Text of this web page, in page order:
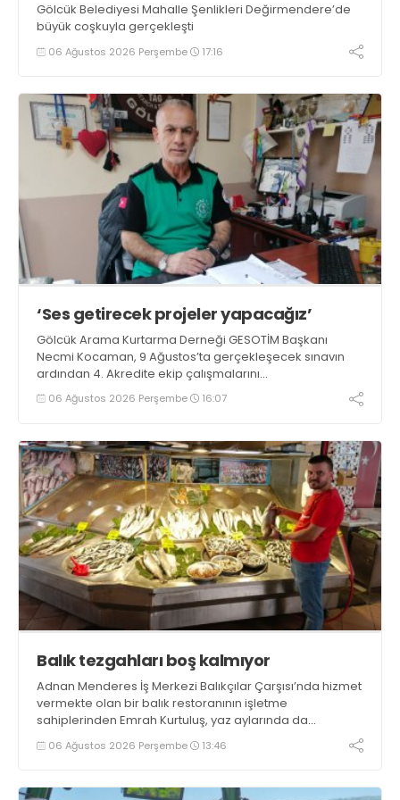
Gölcük Belediyesi Mahalle Şenlikleri Değirmendere’de
büyük coşkuyla gerçekleşti
06 Ağustos 2026 Perşembe 17:16
‘Ses getirecek projeler yapacağız’
Gölcük Arama Kurtarma Derneği GESOTİM Başkanı
Necmi Kocaman, 9 Ağustos’ta gerçekleşecek sınavın
ardından 4. Akredite ekip çalışmalarını
tamamlayacaklarını ifade ederek açıklamalarda
bulundu. Kocaman, “Gölcük’te ve Kocaeli genelinde ses
06 Ağustos 2026 Perşembe 16:07
Balık tezgahları boş kalmıyor
Adnan Menderes İş Merkezi Balıkçılar Çarşısı’nda hizmet
vermekte olan bir balık restoranının işletme
sahiplerinden Emrah Kurtuluş, yaz aylarında da
tezgahlarda taze balık bulunduğunu ifade ederek “Yıl
boyunca tezgahlarda taze balık bulmak mümkün
06 Ağustos 2026 Perşembe 13:46